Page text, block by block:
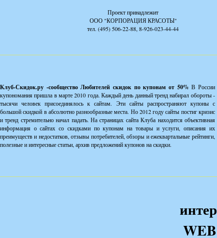
Проект принадлежит
ООО "КОРПОРАЦИЯ КРАСОТЫ"
тел. (495) 506-22-88, 8-926-023-44-44
Клуб-Скидок.ру -сообщество Любителей скидок по купонам от 50%В России
купономания пришла в марте 2010 года. Каждый день данный тренд набирал обороты -
тысячи человек присоединялось к сайтам. Эти сайты распространяют купоны с
большой скидкой в абсолютно разнообразные места. Но 2012 году сайты постиг кризис
и тренд стремительно начал падать. На страницах сайта Клуба находится объективная
информация о сайтах со скидками по купонам на товары и услуги, описания их
преимуществ и недостатков, отзывы потребителей, обзоры и ежеквартальные рейтинги,
полезные и интересные статьи, архив предложений купонов на скидки.